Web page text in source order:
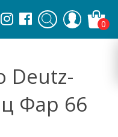
0
Deutz-
Фар 66